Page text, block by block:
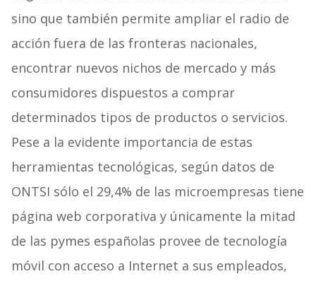
sino que también permite ampliar el radio de
acción fuera de las fronteras nacionales,
encontrar nuevos nichos de mercado y más
consumidores dispuestos a comprar
determinados tipos de productos o servicios.
Pese a la evidente importancia de estas
herramientas tecnológicas, según datos de
ONTSI sólo el 29,4% de las microempresas tiene
página web corporativa y únicamente la mitad
de las pymes españolas provee de tecnología
móvil con acceso a Internet a sus empleados,